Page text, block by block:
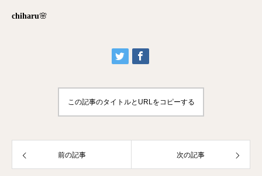
chiharu🌸
この記事のタイトルとURLをコピーする
前の記事 次の記事